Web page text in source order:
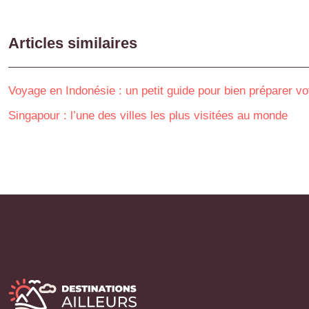
Articles similaires
Voyage en Indonésie : un petit guide pour bien préparer
Singapour : l’une des villes les plus visitées au monde